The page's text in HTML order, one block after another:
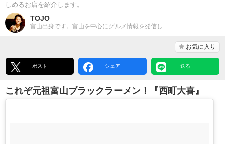
しめるお店を紹介します。
TOJO
富山出身です。富山を中心にグルメ情報を発信し...
お気に入り
ポスト シェア 送る
これぞ元祖富山ブラックラーメン！『西町大喜』